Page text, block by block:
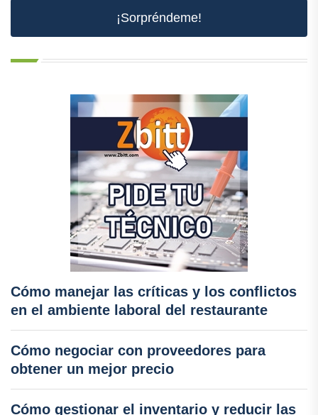
¡Sorpréndeme!
Cómo manejar las críticas y los conflictos
en el ambiente laboral del restaurante
Cómo negociar con proveedores para
obtener un mejor precio
Cómo gestionar el inventario y reducir las